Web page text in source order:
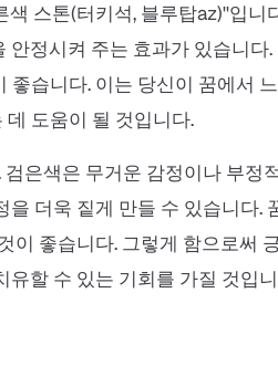
스톤(터키석, 블루탑az)''입니
정시켜 주는 효과가 있습니다.
습니다. 이는 당신이 꿈에서
도움이 될 것입니다.
은색은 무거운 감정이나 부정
더욱 짙게 만들 수 있습니다.
이 좋습니다. 그렇게 함으로써
유할 수 있는 기회를 가질 것입